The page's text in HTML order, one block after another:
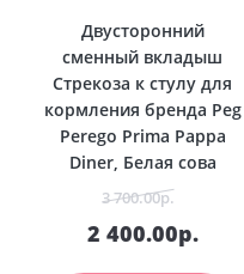
Двусторонний
сменный вкладыш
Стрекоза к стулу для
кормления бренда Peg
Perego Prima Pappa
Diner, Белая сова
3 700.00р.
2 400.00р.